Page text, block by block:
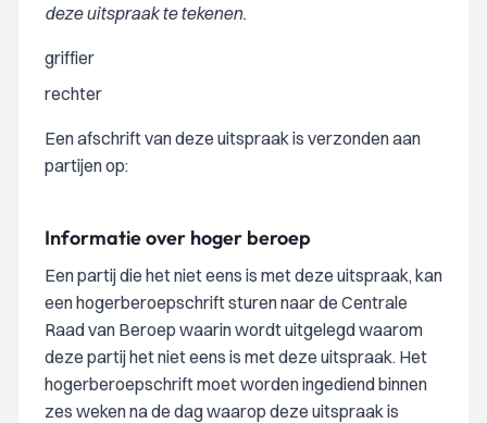
deze uitspraak te tekenen.
griffier
rechter
Een afschrift van deze uitspraak is verzonden aan
partijen op:
Informatie over hoger beroep
Een partij die het niet eens is met deze uitspraak, kan
een hogerberoepschrift sturen naar de Centrale
Raad van Beroep waarin wordt uitgelegd waarom
deze partij het niet eens is met deze uitspraak. Het
hogerberoepschrift moet worden ingediend binnen
zes weken na de dag waarop deze uitspraak is